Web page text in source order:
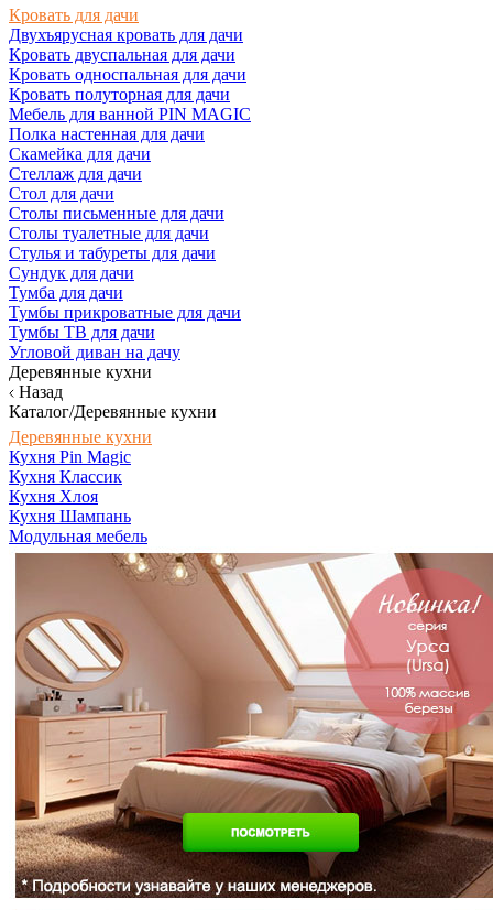
Кровать для дачи
Двухъярусная кровать для дачи
Кровать двуспальная для дачи
Кровать односпальная для дачи
Кровать полуторная для дачи
Мебель для ванной PIN MAGIC
Полка настенная для дачи
Скамейка для дачи
Стеллаж для дачи
Стол для дачи
Столы письменные для дачи
Столы туалетные для дачи
Стулья и табуреты для дачи
Сундук для дачи
Тумба для дачи
Тумбы прикроватные для дачи
Тумбы ТВ для дачи
Угловой диван на дачу
Деревянные кухни
Назад
Каталог/Деревянные кухни
Деревянные кухни
Кухня Pin Magic
Кухня Классик
Кухня Хлоя
Кухня Шампань
Модульная мебель